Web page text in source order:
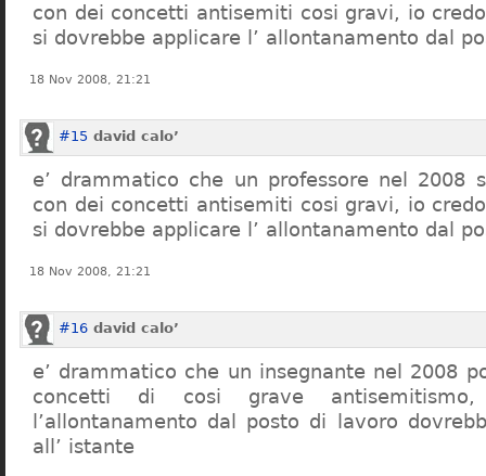
con dei concetti antisemiti cosi gravi, io
si dovrebbe applicare l’ allontanamento dal
18 Nov 2008, 21:21
#15 david calo’
e’ drammatico che un professore nel 2008
con dei concetti antisemiti cosi gravi, io
si dovrebbe applicare l’ allontanamento dal
18 Nov 2008, 21:21
#16 david calo’
e’ drammatico che un insegnante nel 2008
concetti di cosi grave
l’allontanamento dal posto di lavoro
all’ istante